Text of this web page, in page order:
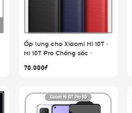
Ốp lưng cho Xiaomi Mi 10T -
Mi 10T Pro Chống sốc -
70.000₫